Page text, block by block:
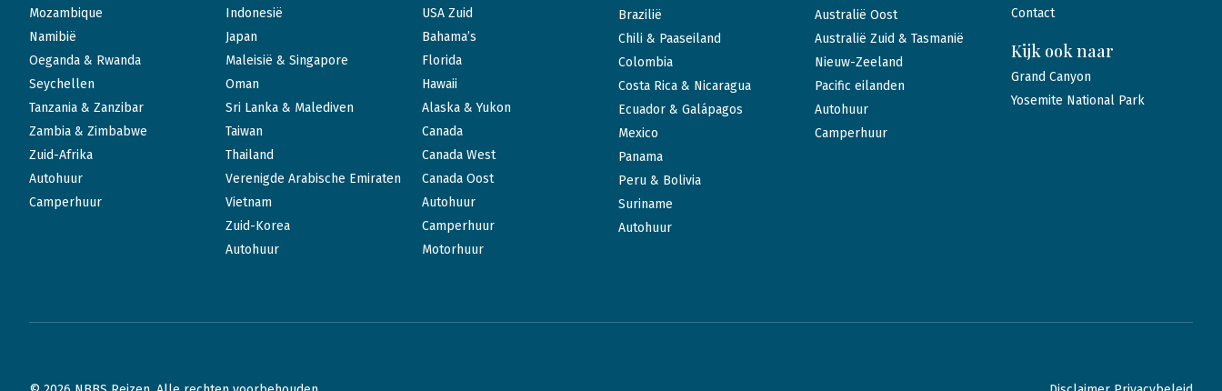
Mozambique
Namibië
Oeganda & Rwanda
Seychellen
Tanzania & Zanzibar
Zambia & Zimbabwe
Zuid-Afrika
Autohuur
Camperhuur
Indonesië
Japan
Maleisië & Singapore
Oman
Sri Lanka & Malediven
Taiwan
Thailand
Verenigde Arabische Emiraten
Vietnam
Zuid-Korea
Autohuur
USA Zuid
Bahama’s
Florida
Hawaii
Alaska & Yukon
Canada
Canada West
Canada Oost
Autohuur
Camperhuur
Motorhuur
Brazilië
Chili & Paaseiland
Colombia
Costa Rica & Nicaragua
Ecuador & Galápagos
Mexico
Panama
Peru & Bolivia
Suriname
Autohuur
Australië Oost
Australië Zuid & Tasmanië
Nieuw-Zeeland
Pacific eilanden
Autohuur
Camperhuur
Contact
Kijk ook naar
Grand Canyon
Yosemite National Park